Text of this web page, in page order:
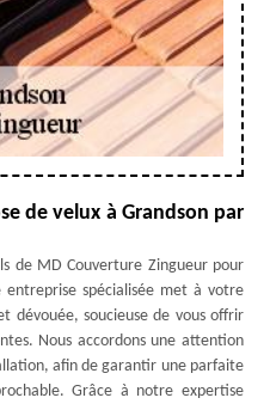
de velux à Grandson par
de MD Couverture Zingueur pour
spécialisée met à votre
dévouée, soucieuse de vous offrir
Nous accordons une attention
afin de garantir une parfaite
Grâce à notre expertise